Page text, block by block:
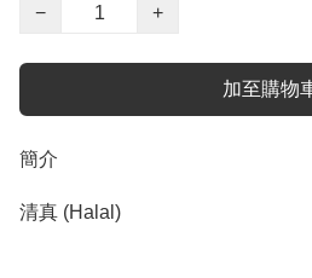
−
+
加至購物
簡介
清真 (Halal)